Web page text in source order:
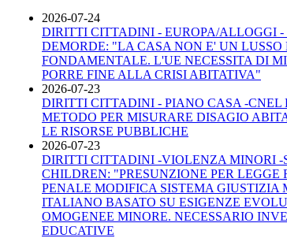
2026-07-24
DIRITTI CITTADINI - EUROPA/ALLOGGI -
DEMORDE: "LA CASA NON E' UN
FONDAMENTALE. L'UE NECESSITA DI
PORRE FINE ALLA CRISI ABITATIVA"
2026-07-23
DIRITTI CITTADINI - PIANO CASA -CNEL
METODO PER MISURARE DISAGIO
LE RISORSE PUBBLICHE
2026-07-23
DIRITTI CITTADINI -VIOLENZA MINORI -
CHILDREN: "PRESUNZIONE PER LEGGE
PENALE MODIFICA SISTEMA GIUSTIZIA
ITALIANO BASATO SU ESIGENZE
OMOGENEE MINORE. NECESSARIO
EDUCATIVE